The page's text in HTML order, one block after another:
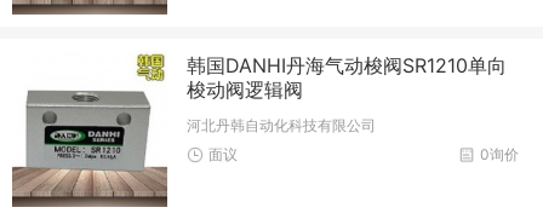
韩国DANHI丹海气动梭阀SR1210单向
梭动阀逻辑阀
河北丹韩自动化科技有限公司
0询价
面议